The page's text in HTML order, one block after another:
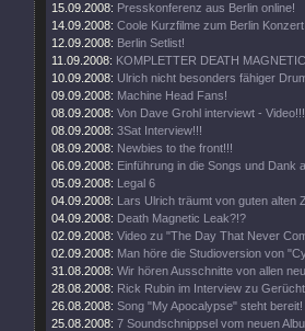
15.09.2008: Presskonferenz aus Berlin online!
14.09.2008: Coole Kurzfilme zum Berlin
12.09.2008: Berlin Setlist!
11.09.2008: KOMPLETTER DEATH
10.09.2008: Ulrich nicht besonders fähiger
09.09.2008: Machine Head Fans!
08.09.2008: Von Dave Grohl interviewt - Video!!!
08.09.2008: 3Sat Interview!!!
08.09.2008: Newbies to the front!!!
06.09.2008: Einführung in die Songs und Dank
05.09.2008: Legal 6
04.09.2008: Lars Ulrich träumt von guten alten
04.09.2008: Death Magnetic Leak?!?
02.09.2008: Video zu "The Day That Never
02.09.2008: Man höre die Studioversion von
31.08.2008: Wir hören Ausschnitte von allen
28.08.2008: Rick Rubin im Interview zu
26.08.2008: Song "My Apocalypse" steht bereit!
25.08.2008: 7 Soundschnippsel vom neuen